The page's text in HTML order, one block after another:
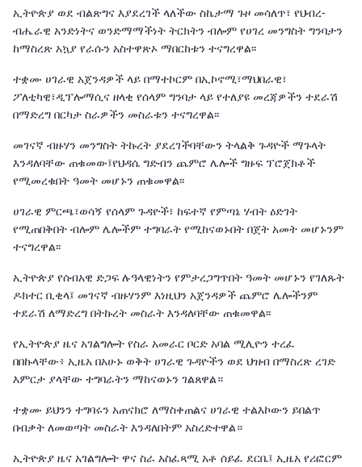
ኢትዮጵያ ወደ ብልጽግና እያደረገች ላለችው ስኬታማ ጉዞ መሳለጥ፣ የህብረ-
ብሔራዊ አንድነትና ወንድማማችነት ትርክትን ብሎም የሀገረ መንግስት ግንባታን
ከማስረጽ አኳያ የራሱን አስተዋጽኦ ማበርከቱን ተናግረዋል፡፡
ተቋሙ ሀገራዊ አጀንዳዎች ላይ በማተኮርም በኢኮኖሚ፣ማህበራዊ፣
ፖለቲካዊ፣ዲፕሎማሲና ዘላቂ የሰላም ግንባታ ላይ የተለያዩ መረጃዎችን ተደራሽ
በማድረግ በርካታ ስራዎችን መስራቱን ተናግረዋል፡፡
መገናኛ ብዙሃን መንግስት ትኩረት ያደረገችባቸውን ትላልቅ ጉዳዮች ማጉላት
እንዳለባቸው ጠቁመው፤የህዳሴ ግድብን ጨምሮ ሌሎች ግዙፍ ፕሮጀክቶች
የሚመረቁበት ዓመት መሆኑን ጠቁመዋል፡፡
ሀገራዊ ምርጫ፣ወሳኝ የሰላም ጉዳዮች፣ ከፍተኛ የምጣኔ ሃብት ዕድገት
የሚጠበቅበት ብሎም ሌሎችም ተግባራት የሚከናወኑበት በጀት አመት መሆኑንም
ተናግረዋል፡፡
ኢትዮጵያ የሰብአዊ ድጋፍ ሉዓላዊነትን የምታረጋግጥበት ዓመት መሆኑን የገለጹት
ዶክተር ቢቂላ፤ መገናኛ ብዙሃንም እነዚህን አጀንዳዎች ጨምሮ ሌሎችንም
ተደራሽ ለማድረግ በትኩረት መስራት እንዳለባቸው ጠቁመዋል፡፡
የኢትዮጵያ ዜና አገልግሎት የስራ አመራር ቦርድ አባል ሚሊዮን ተረፈ
በበኩላቸው፥ ኢዜአ በአሁኑ ወቅት ሀገራዊ ጉዳዮችን ወደ ህዝብ በማስረጽ ረገድ
እምርታ ያላቸው ተግባራትን ማከናወኑን ገልጸዋል።
ተቋሙ ይህንን ተግባሩን አጠናክሮ ለማስቀጠልና ሀገራዊ ተልእኮውን ይበልጥ
በብቃት ለመወጣት መስራት እንዳለበትም አስረድተዋል።
ኢትዮጵያ ዜና አገልግሎት ዋና ስራ አስፈጻሚ አቶ ሰይፈ ደርቤ፤ ኢዜአ የሪፎርም